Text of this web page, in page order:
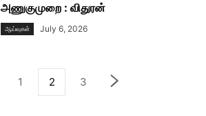
அணுகுமுறை : விதுரன்
ஆய்வுகள் July 6, 2026
1 2 3